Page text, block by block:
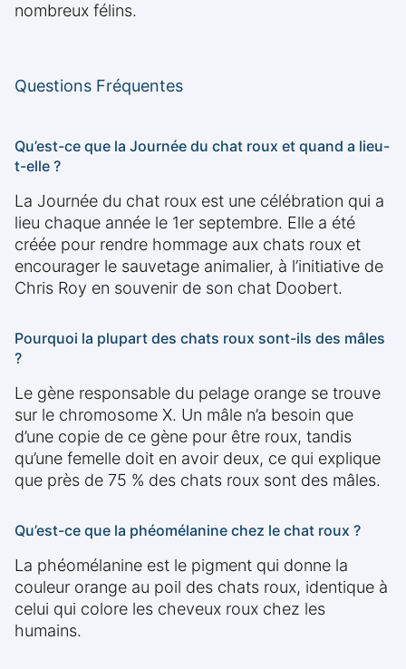
nombreux félins.
Questions Fréquentes
Qu’est-ce que la Journée du chat roux et quand a lieu-
t-elle ?
La Journée du chat roux est une célébration qui a
lieu chaque année le 1er septembre. Elle a été
créée pour rendre hommage aux chats roux et
encourager le sauvetage animalier, à l’initiative de
Chris Roy en souvenir de son chat Doobert.
Pourquoi la plupart des chats roux sont-ils des mâles
?
Le gène responsable du pelage orange se trouve
sur le chromosome X. Un mâle n’a besoin que
d’une copie de ce gène pour être roux, tandis
qu’une femelle doit en avoir deux, ce qui explique
que près de 75 % des chats roux sont des mâles.
Qu’est-ce que la phéomélanine chez le chat roux ?
La phéomélanine est le pigment qui donne la
couleur orange au poil des chats roux, identique à
celui qui colore les cheveux roux chez les
humains.